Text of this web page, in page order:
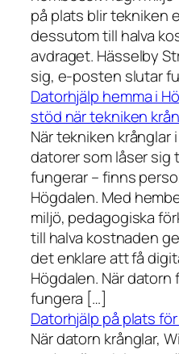
på plats blir tekniken
dessutom till halva
avdraget. Hässelby
sig, e-posten slutar
Datorhjälp hemma i
stöd när tekniken
När tekniken krånglar
datorer som låser sig
fungerar – finns
Högdalen. Med
miljö, pedagogiska
till halva kostnaden
det enklare att få
Högdalen. När
fungera […]
Datorhjälp på plats
När datorn krånglar,